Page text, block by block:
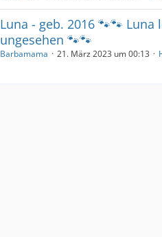
Luna - geb. 2016 🐾🐾
ungesehen 🐾🐾
Barbamama 21. März 2023 um 00:13